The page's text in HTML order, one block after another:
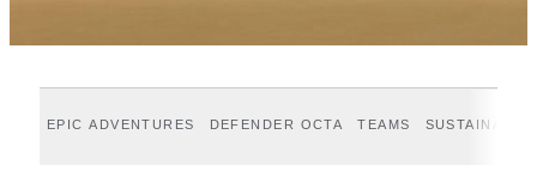
EPIC ADVENTURES DEFENDER OCTA TEAMS